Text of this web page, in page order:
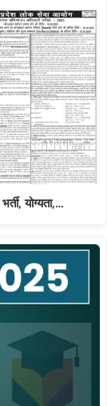
योग्यता,…